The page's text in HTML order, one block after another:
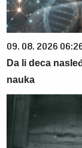
09. 08. 2026
Da li deca
nauka